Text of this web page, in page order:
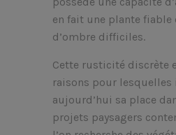
en fait une plante fiable
d’ombre difficiles.
Cette rusticité discrète
raisons pour lesquelles
aujourd’hui sa place
projets paysagers